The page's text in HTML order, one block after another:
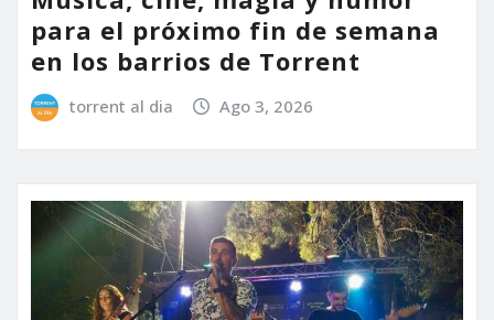
para el próximo fin de semana
en los barrios de Torrent
torrent al dia Ago 3, 2026